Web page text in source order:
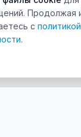
Продолжая
с политикой
.